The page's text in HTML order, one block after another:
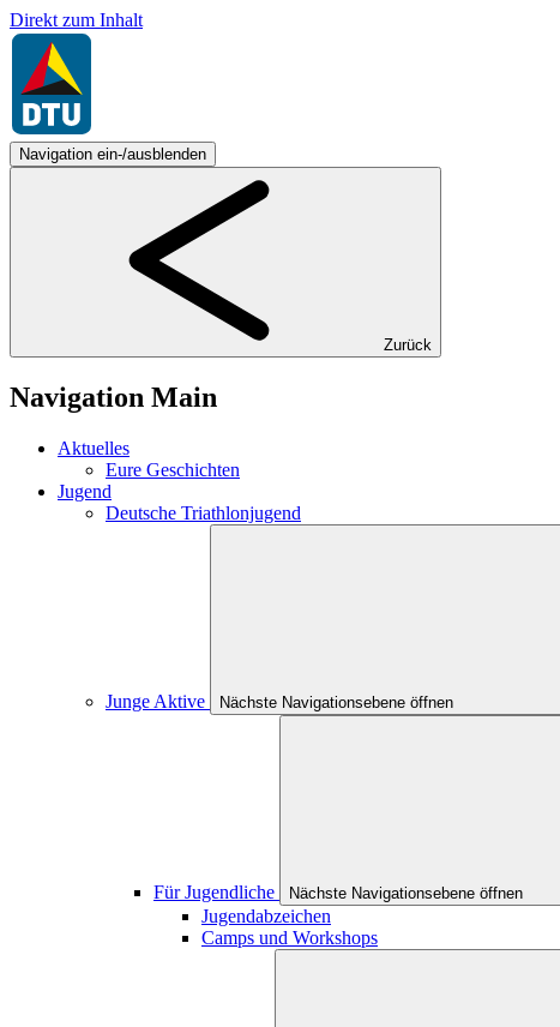
Direkt zum Inhalt
Navigation ein-/ausblenden
Zurück
Navigation Main
Aktuelles
Eure Geschichten
Jugend
Deutsche Triathlonjugend
Junge Aktive Nächste Navigationsebene öffnen
Für Jugendliche Nächste Navigationsebene öffnen
Jugendabzeichen
Camps und Workshops